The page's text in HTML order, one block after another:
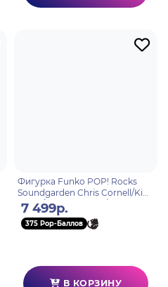
Фигурка Funko POP! Rocks
Soundgarden Chris Cornell/Kim
Thayil/Ben Shepherd/Matt
Cameron 4PK 75395
7 499р.
375 Pop-Баллов
В КОРЗИНУ